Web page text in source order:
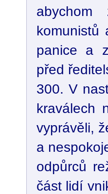
abychom
komunistů
panice a
před
300. V
kraválech
vyprávěli,
a
odpůrců
část lidí